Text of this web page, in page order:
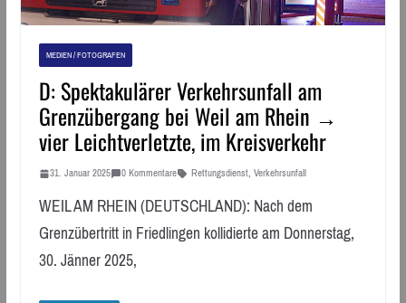
MEDIEN / FOTOGRAFEN
D: Spektakulärer Verkehrsunfall am
Grenzübergang bei Weil am Rhein →
vier Leichtverletzte, im Kreisverkehr
31. Januar 2025 0 Kommentare Rettungsdienst, Verkehrsunfall
WEIL AM RHEIN (DEUTSCHLAND): Nach dem
Grenzübertritt in Friedlingen kollidierte am Donnerstag,
30. Jänner 2025,